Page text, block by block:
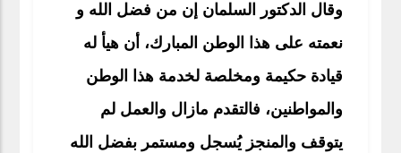
وقال الدكتور السلمان إن من فضل الله و
نعمته على هذا الوطن المبارك، أن هيأ له
قيادة حكيمة ومخلصة لخدمة هذا الوطن
والمواطنين، فالتقدم مازال والعمل لم
يتوقف والمنجز يُسجل ومستمر بفضل الله